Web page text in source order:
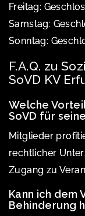
Freitag:
Samstag:
Sonntag:
F.A.Q. zu
SoVD KV
Welche
SoVD für
Mitglieder
rechtlicher
Zugang zu
Kann ich dem
Behinderung